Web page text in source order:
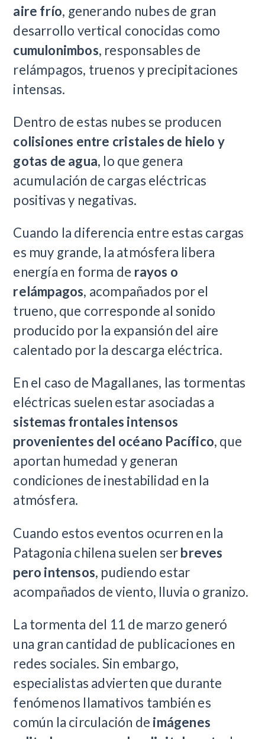
aire frío, generando nubes de gran
desarrollo vertical conocidas como
cumulonimbos, responsables de
relámpagos, truenos y precipitaciones
intensas.
Dentro de estas nubes se producen
colisiones entre cristales de hielo y
gotas de agua, lo que genera
acumulación de cargas eléctricas
positivas y negativas.
Cuando la diferencia entre estas cargas
es muy grande, la atmósfera libera
energía en forma de rayos o
relámpagos, acompañados por el
trueno, que corresponde al sonido
producido por la expansión del aire
calentado por la descarga eléctrica.
En el caso de Magallanes, las tormentas
eléctricas suelen estar asociadas a
sistemas frontales intensos
provenientes del océano Pacífico, que
aportan humedad y generan
condiciones de inestabilidad en la
atmósfera.
Cuando estos eventos ocurren en la
Patagonia chilena suelen serbreves
pero intensos, pudiendo estar
acompañados de viento, lluvia o granizo.
La tormenta del 11 de marzo generó
una gran cantidad de publicaciones en
redes sociales. Sin embargo,
especialistas advierten que durante
fenómenos llamativos también es
común la circulación de imágenes